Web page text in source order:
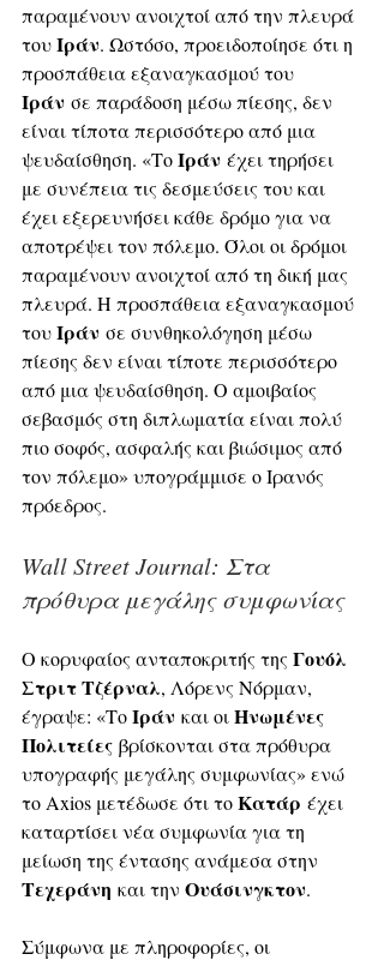
παραμένουν ανοιχτοί από την πλευρά
του Ιράν. Ωστόσο, προειδοποίησε ότι η
προσπάθεια εξαναγκασμού του
Ιράν σε παράδοση μέσω πίεσης, δεν
είναι τίποτα περισσότερο από μια
ψευδαίσθηση. «Το Ιράν έχει τηρήσει
με συνέπεια τις δεσμεύσεις του και
έχει εξερευνήσει κάθε δρόμο για να
αποτρέψει τον πόλεμο. Όλοι οι δρόμοι
παραμένουν ανοιχτοί από τη δική μας
πλευρά. Η προσπάθεια εξαναγκασμού
του Ιράν σε συνθηκολόγηση μέσω
πίεσης δεν είναι τίποτε περισσότερο
από μια ψευδαίσθηση. Ο αμοιβαίος
σεβασμός στη διπλωματία είναι πολύ
πιο σοφός, ασφαλής και βιώσιμος από
τον πόλεμο» υπογράμμισε ο Ιρανός
πρόεδρος.
Wall Street Journal: Στα
πρόθυρα μεγάλης συμφωνίας
Ο κορυφαίος ανταποκριτής της Γουόλ
Στριτ Τζέρναλ, Λόρενς Νόρμαν,
έγραψε: «Το Ιράν και οι Ηνωμένες
Πολιτείες βρίσκονται στα πρόθυρα
υπογραφής μεγάλης συμφωνίας» ενώ
το Axios μετέδωσε ότι το Κατάρ έχει
καταρτίσει νέα συμφωνία για τη
μείωση της έντασης ανάμεσα στην
Τεχεράνη και την Ουάσινγκτον.
Σύμφωνα με πληροφορίες, οι